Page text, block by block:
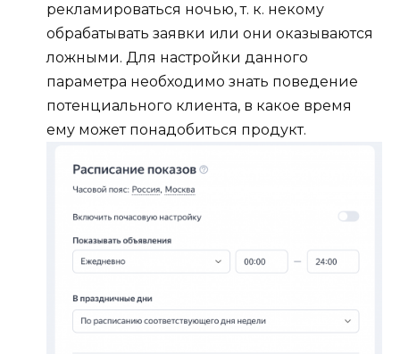
рекламироваться ночью, т. к. некому
обрабатывать заявки или они оказываются
ложными. Для настройки данного
параметра необходимо знать поведение
потенциального клиента, в какое время
ему может понадобиться продукт.